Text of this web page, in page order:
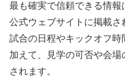
最も確実で信頼できる情
公式ウェブサイトに掲載さ
試合の日程やキックオフ
加えて、見学の可否や会
されます。